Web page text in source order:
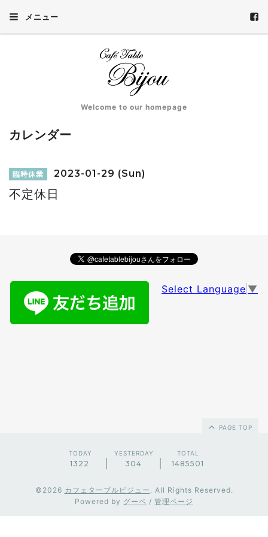
メニュー
Welcome to our homepage
カレンダー
臨時休業 2023-01-29 (Sun)
不定休日
Select Language ▼
PAGE TOP
TODAY
1322
YESTERDAY
304
TOTAL
1485501
©2026 カフェターブルビジュー . All Rights Reserved.
Powered by グーペ / 管理ページ